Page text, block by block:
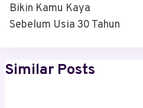
Bikin Kamu Kaya
Sebelum Usia 30 Tahun
Similar Posts